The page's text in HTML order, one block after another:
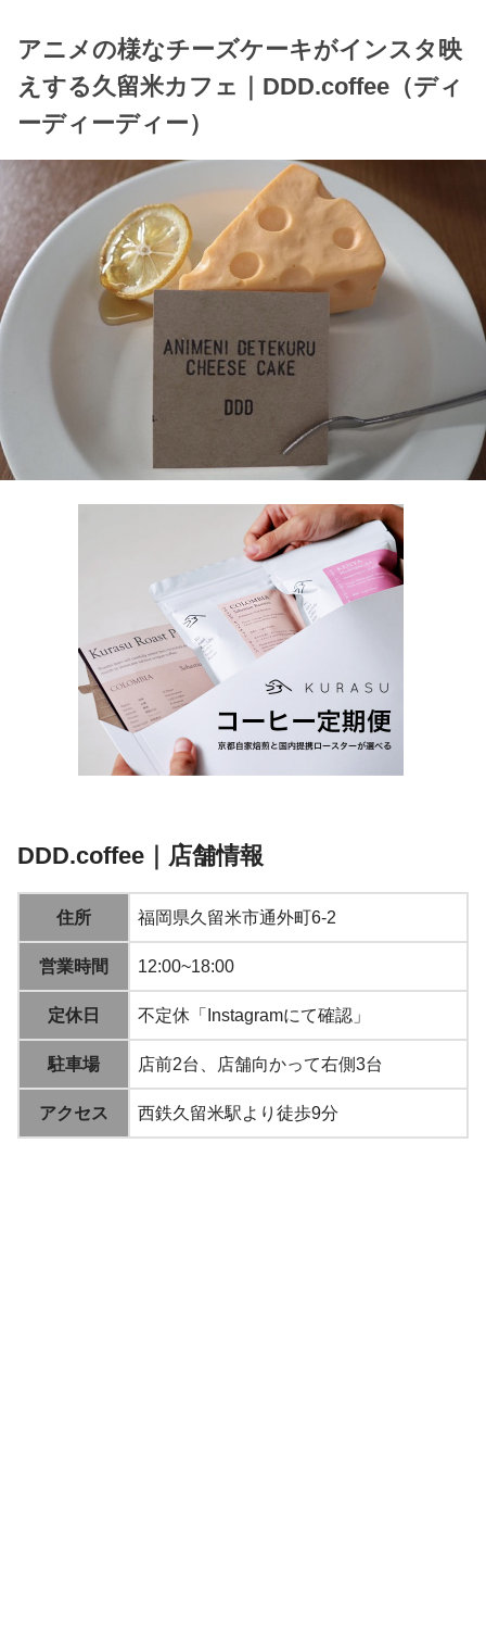
アニメの様なチーズケーキがインスタ映
えする久留米カフェ｜DDD.coffee（ディ
ーディーディー）
DDD.coffee｜店舗情報
住所 福岡県久留米市通外町6-2
営業時間 12:00~18:00
定休日 不定休「Instagramにて確認」
駐車場 店前2台、店舗向かって右側3台
アクセス 西鉄久留米駅より徒歩9分